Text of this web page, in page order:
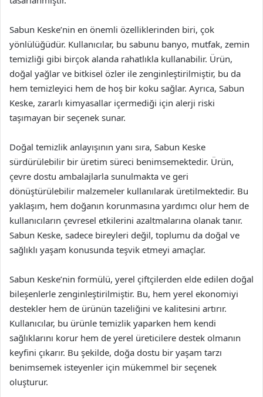
Sabun Keske’nin en önemli özelliklerinden biri, çok
yönlülüğüdür. Kullanıcılar, bu sabunu banyo, mutfak, zemin
temizliği gibi birçok alanda rahatlıkla kullanabilir. Ürün,
doğal yağlar ve bitkisel özler ile zenginleştirilmiştir, bu da
hem temizleyici hem de hoş bir koku sağlar. Ayrıca, Sabun
Keske, zararlı kimyasallar içermediği için alerji riski
taşımayan bir seçenek sunar.
Doğal temizlik anlayışının yanı sıra, Sabun Keske
sürdürülebilir bir üretim süreci benimsemektedir. Ürün,
çevre dostu ambalajlarla sunulmakta ve geri
dönüştürülebilir malzemeler kullanılarak üretilmektedir. Bu
yaklaşım, hem doğanın korunmasına yardımcı olur hem de
kullanıcıların çevresel etkilerini azaltmalarına olanak tanır.
Sabun Keske, sadece bireyleri değil, toplumu da doğal ve
sağlıklı yaşam konusunda teşvik etmeyi amaçlar.
Sabun Keske’nin formülü, yerel çiftçilerden elde edilen doğal
bileşenlerle zenginleştirilmiştir. Bu, hem yerel ekonomiyi
destekler hem de ürünün tazeliğini ve kalitesini artırır.
Kullanıcılar, bu ürünle temizlik yaparken hem kendi
sağlıklarını korur hem de yerel üreticilere destek olmanın
keyfini çıkarır. Bu şekilde, doğa dostu bir yaşam tarzı
benimsemek isteyenler için mükemmel bir seçenek
oluşturur.